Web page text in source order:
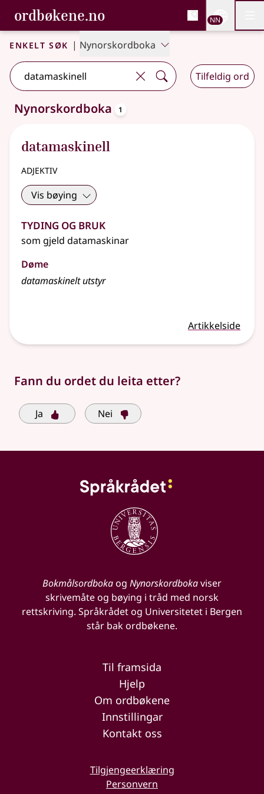
Gå til hovudinnhald
Tilgjenge
ordbøkene.no, Bokmålsordboka og
Bokmålsordboka og Nynorskordboka
NN
Enkelt søk | Nynorskordboka
Tilfeldig ord
Eitt treff.Ytterlegare søkjeforslag tilgjengelege
Nynorskordboka 1
datamaskinell
adjektiv
Vis bøying
Tyding og bruk
som gjeld datamaskinar
Døme
datamaskinelt utstyr
Artikkelside
Fann du ordet du leita etter?
Ja Nei
Bokmålsordbokaog Nynorskordbokaviser
skrivemåte og bøying i tråd med norsk
rettskriving. Språkrådet og Universitetet i Bergen
står bak ordbøkene.
Til framsida
Hjelp
Om ordbøkene
Innstillingar
Kontakt oss
Tilgjengeerklæring
Personvern